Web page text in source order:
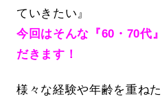
ていきたい』
今回はそんな『60・70代
だきます！
様々な経験や年齢を重ね